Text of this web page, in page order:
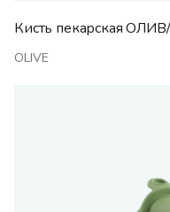
Кисть пекарская
OLIVE